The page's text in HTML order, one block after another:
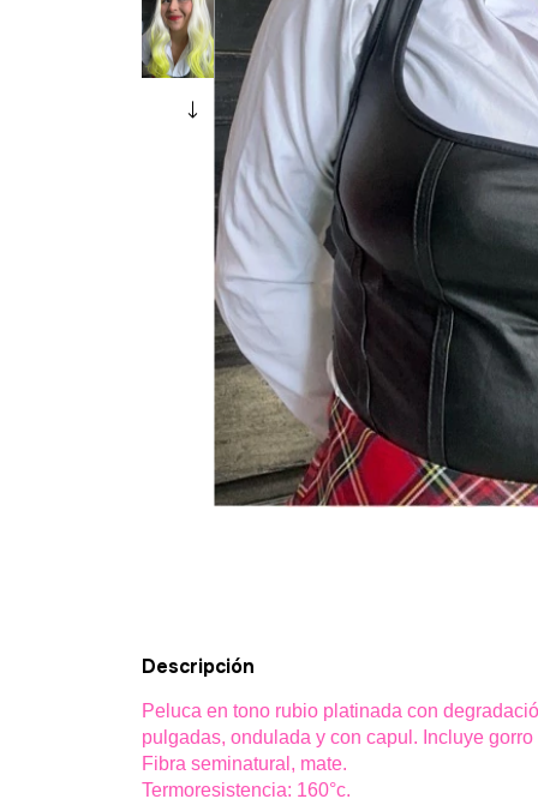
Descripción
Peluca en tono rubio platinada con
pulgadas, ondulada y con capul. Incluye
Fibra seminatural, mate.
Termoresistencia: 160°c.